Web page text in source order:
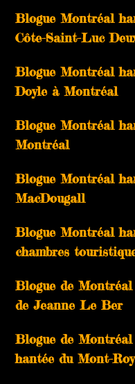
Blogue Montréal
Côte-Saint-Luc
Blogue Montréal
Doyle à Montréal
Blogue Montréal
Montréal
Blogue Montréal
MacDougall
Blogue Montréal
chambres
Blogue de
de Jeanne Le Ber
Blogue de
hantée du Mont-